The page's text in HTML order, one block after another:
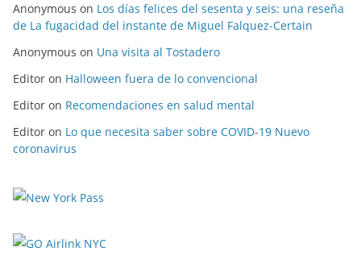
Anonymous on Los días felices del sesenta y seis: una reseña
de La fugacidad del instante de Miguel Falquez-Certain
Anonymous on Una visita al Tostadero
Editor on Halloween fuera de lo convencional
Editor on Recomendaciones en salud mental
Editor on Lo que necesita saber sobre COVID-19 Nuevo
coronavirus